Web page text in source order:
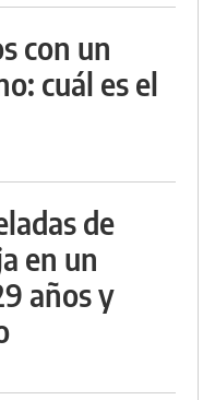
con un
cuál es el
de
en un
años y